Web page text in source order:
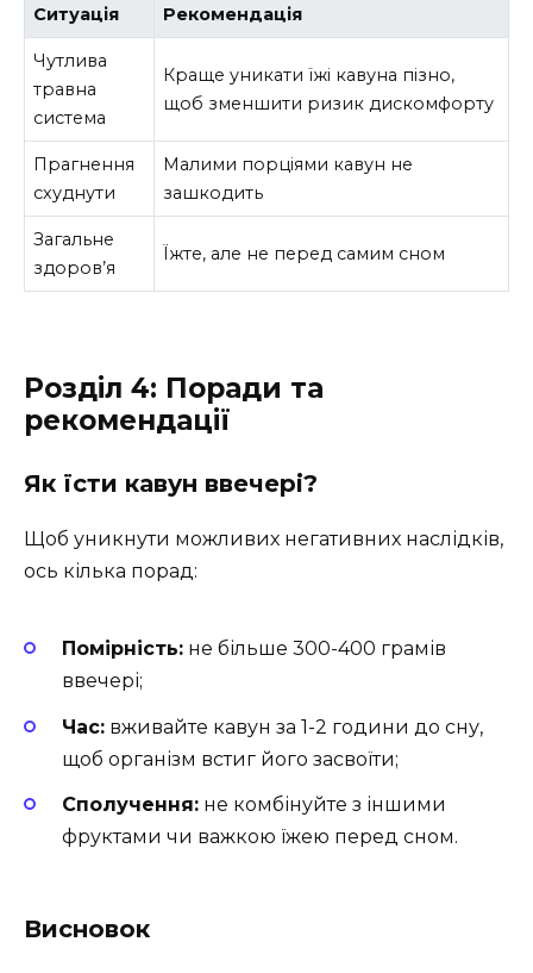
Ситуація Рекомендація
Чутлива
травна
система
Краще уникати їжі кавуна пізно,
щоб зменшити ризик дискомфорту
Прагнення
схуднути
Малими порціями кавун не
зашкодить
Загальне
здоров’я
Їжте, але не перед самим сном
Розділ 4: Поради та
рекомендації
Як їсти кавун ввечері?
Щоб уникнути можливих негативних наслідків,
ось кілька порад:
Помірність: не більше 300-400 грамів
ввечері;
Час: вживайте кавун за 1-2 години до сну,
щоб організм встиг його засвоїти;
Сполучення: не комбінуйте з іншими
фруктами чи важкою їжею перед сном.
Висновок